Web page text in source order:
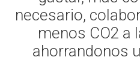
necesario,
menos CO2 a
ahorrandonos